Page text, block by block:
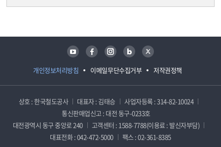
개인정보처리방침 이메일무단수집거부 저작권정책
유튜브 페이스북 인스타그램 블로그 트위터
상호 : 한국철도공사 대표자 : 김태승
사업자등록 : 314-82-10024
통신판매업신고 : 대전 동구-0233호
대전광역시 동구 중앙로 240
고객센터 : 1588-7788(이용료 : 발신자부담)
대표전화 : 042-472-5000
팩스 : 02-361-8385